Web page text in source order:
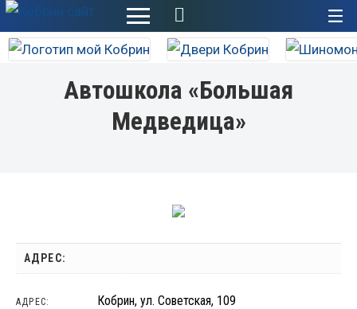
Автошкола «Большая
Медведица»
АДРЕС:
АДРЕС: Кобрин, ул. Советская, 109